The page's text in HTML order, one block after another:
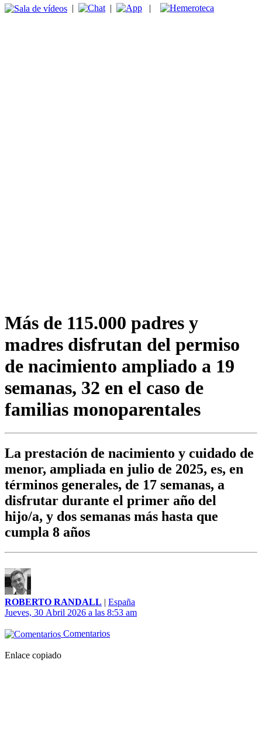
| | |
Más de 115.000 padres y
madres disfrutan del permiso
de nacimiento ampliado a 19
semanas, 32 en el caso de
familias monoparentales
La prestación de nacimiento y cuidado de
menor, ampliada en julio de 2025, es, en
términos generales, de 17 semanas, a
disfrutar durante el primer año del
hijo/a, y dos semanas más hasta que
cumpla 8 años
ROBERTO RANDALL | España
Jueves, 30 Abril 2026 a las 8:53 am
Comentarios
Enlace copiado